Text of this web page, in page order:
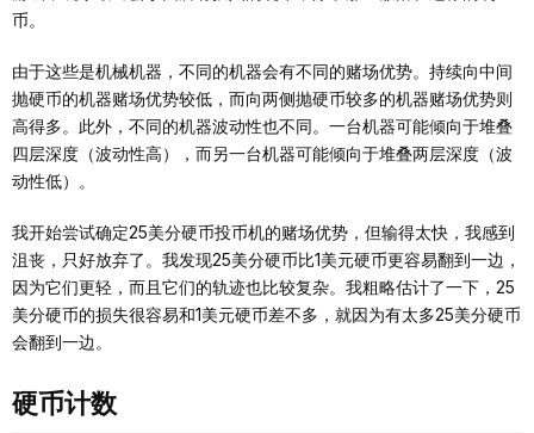
币。
由于这些是机械机器，不同的机器会有不同的赌场优势。持续向中间
抛硬币的机器赌场优势较低，而向两侧抛硬币较多的机器赌场优势则
高得多。此外，不同的机器波动性也不同。一台机器可能倾向于堆叠
四层深度（波动性高），而另一台机器可能倾向于堆叠两层深度（波
动性低）。
我开始尝试确定25美分硬币投币机的赌场优势，但输得太快，我感到
沮丧，只好放弃了。我发现25美分硬币比1美元硬币更容易翻到一边，
因为它们更轻，而且它们的轨迹也比较复杂。我粗略估计了一下，25
美分硬币的损失很容易和1美元硬币差不多，就因为有太多25美分硬币
会翻到一边。
硬币计数